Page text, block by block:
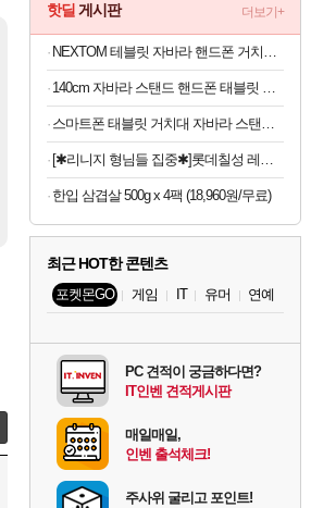
메이플 “ 경기도 사실상 부도. ”
[220]
로아 [벨가르딘 The FIRST] 운영 후기 + 1~3위 공대 축하
검은사막 근데 펄없 얘들은 왜 아직도 [25]
FCO 와 진짜 씨발ㅋㅋㅋㅋㅋㅋㅋㅋㅋㅋㅋㅋㅋㅋ
로아 오늘 갑자기 떡상한 팔찌옵션 [31]
차벤 저도 신차계약하고 차 받았습니다
섭컬겜 섬란 카구라 개발사 신작 [시노비 넥서스] 연내
섭컬겜 넷마블, 신작 서브컬쳐 게임 [펄 인 블루] 티저 사이
아주프로 4컷 만화 | 야간 보초는 너무 힘들어
리밋제로 테스트 때는 로비에 온라인 기능이 있는데
핫딜 게시판 더보기+
NEXTOM 테블릿 자바라 핸드폰 거치대 침대 스탠드, NXT-700, 화이트, 1개
140cm 자바라 스탠드 핸드폰 태블릿 스마트폰 거치대, 블랙, 1개
스마트폰 태블릿 거치대 자바라 스탠드, 블랙, 1개
[✱리니지 형님들 집중✱]롯데칠성 레쓰비 마일드, 175ml, 30캔
한입 삼겹살 500g x 4팩 (18,960원/무료)
최근 HOT한 콘텐츠
포켓몬GO 게임 IT 유머 연예
PC 견적이 궁금하다면?
IT인벤 견적게시판
매일매일,
인벤 출석체크!
주사위 굴리고 포인트!